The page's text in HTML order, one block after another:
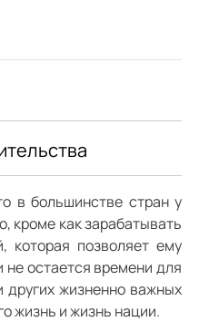
в большинстве стран у
кроме как зарабатывать
которая позволяет ему
не остается времени для
других жизненно важных
жизнь и жизнь нации.